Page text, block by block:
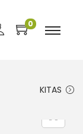
0
KITAS